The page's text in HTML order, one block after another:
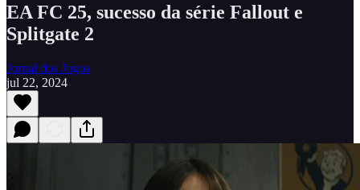
EA FC 25, sucesso da série Fallout e
Splitgate 2
Jornal dos Jogos
jul 22, 2024